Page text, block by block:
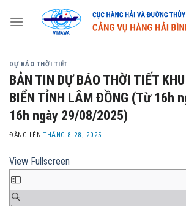
DỰ BÁO THỜI TIẾT
BẢN TIN DỰ BÁO THỜI TIẾT
BIỂN TỈNH LÂM ĐỒNG (Từ 16h
16h ngày 29/08/2025)
ĐĂNG LÊNTHÁNG 8 28, 2025
View Fullscreen